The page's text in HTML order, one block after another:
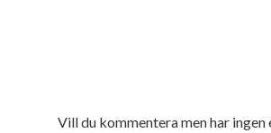
Vill du kommentera men har ingen